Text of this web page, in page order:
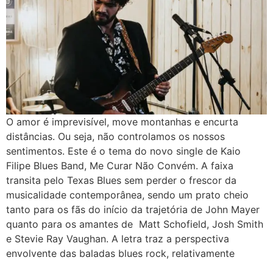
O amor é imprevisível, move montanhas e encurta
distâncias. Ou seja, não controlamos os nossos
sentimentos. Este é o tema do novo single de Kaio
Filipe Blues Band, Me Curar Não Convém. A faixa
transita pelo Texas Blues sem perder o frescor da
musicalidade contemporânea, sendo um prato cheio
tanto para os fãs do início da trajetória de John Mayer
quanto para os amantes de Matt Schofield, Josh Smith
e Stevie Ray Vaughan. A letra traz a perspectiva
envolvente das baladas blues rock, relativamente